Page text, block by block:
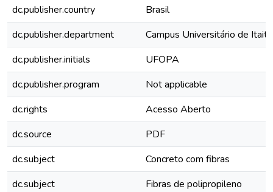
dc.publisher.country
Brasil
dc.publisher.department
Campus Universitário de
dc.publisher.initials
UFOPA
dc.publisher.program
Not applicable
dc.rights
Acesso Aberto
dc.source
PDF
dc.subject
Concreto com fibras
dc.subject
Fibras de polipropileno